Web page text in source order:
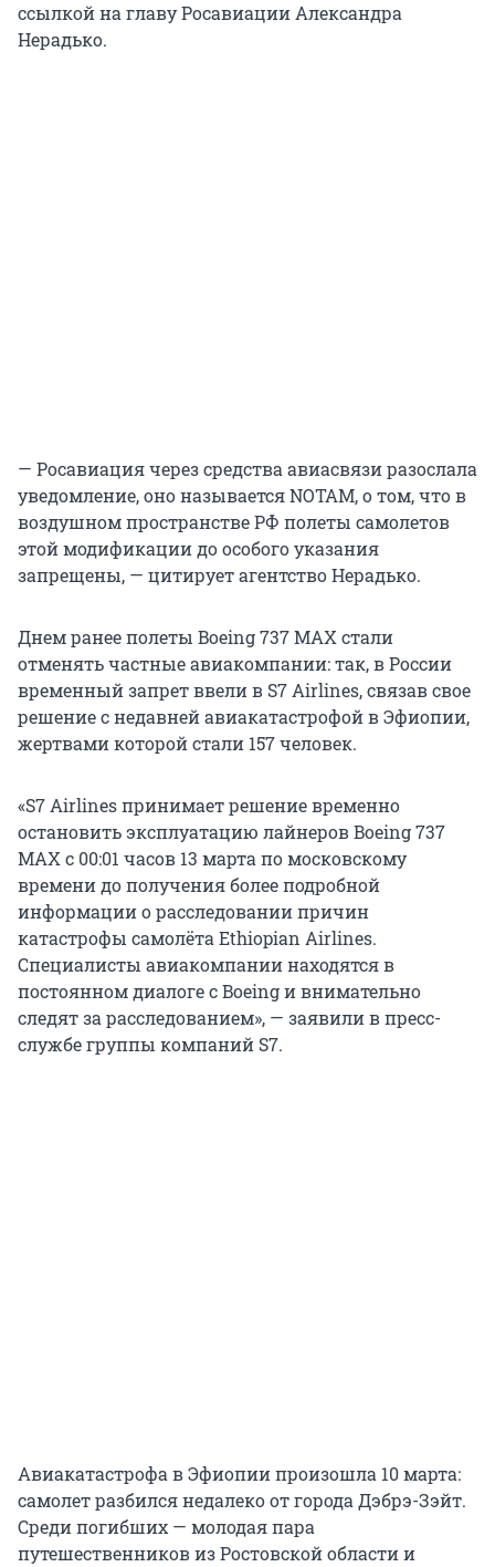
ссылкой на главу Росавиации Александра
Нерадько.
— Росавиация через средства авиасвязи разослала
уведомление, оно называется NOTAM, о том, что в
воздушном пространстве РФ полеты самолетов
этой модификации до особого указания
запрещены, — цитирует агентство Нерадько.
Днем ранее полеты Boeing 737 MAX стали
отменять частные авиакомпании: так, в России
временный запрет ввели в S7 Airlines, связав свое
решение с недавней авиакатастрофой в Эфиопии,
жертвами которой стали 157 человек.
«S7 Airlines принимает решение временно
остановить эксплуатацию лайнеров Boeing 737
MAX с 00:01 часов 13 марта по московскому
времени до получения более подробной
информации о расследовании причин
катастрофы самолёта Ethiopian Airlines.
Специалисты авиакомпании находятся в
постоянном диалоге с Boeing и внимательно
следят за расследованием», — заявили в пресс-
службе группы компаний S7.
Авиакатастрофа в Эфиопии произошла 10 марта:
самолет разбился недалеко от города Дэбрэ-Зэйт.
Среди погибших — молодая пара
путешественников из Ростовской области и